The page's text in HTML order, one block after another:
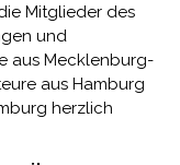
Mitglieder des
und
aus Mecklenburg-
aus Hamburg
herzlich